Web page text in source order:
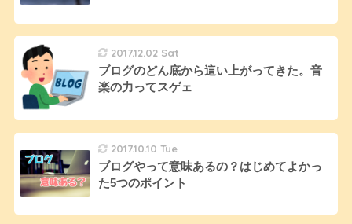
2017.12.02 Sat
ブログのどん底から這い上がってきた。音
楽の力ってスゲェ
2017.10.10 Tue
ブログやって意味あるの？はじめてよかっ
た5つのポイント